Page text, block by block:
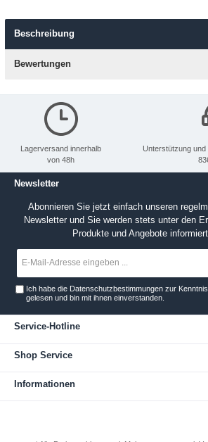
Beschreibung
Bewertungen
Lagerversand innerhalb
von 48h
Unterstützung und
Newsletter
Abonnieren Sie jetzt einfach unseren
Newsletter und Sie werden stets unter den
Produkte und Angebote
Ich habe die Datenschutzbestimmungen zur
gelesen und bin mit ihnen einverstanden.
Service-Hotline
Shop Service
Informationen